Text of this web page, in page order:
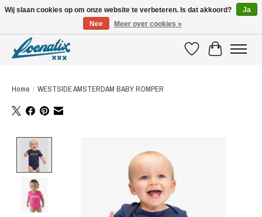
VerlanglijstWinkelwagen
Home / WESTSIDE AMSTERDAM BABY ROMPER
Wij slaan cookies op om onze website te verbeteren. Is dat akkoord?
Ja
Nee
Meer over cookies »